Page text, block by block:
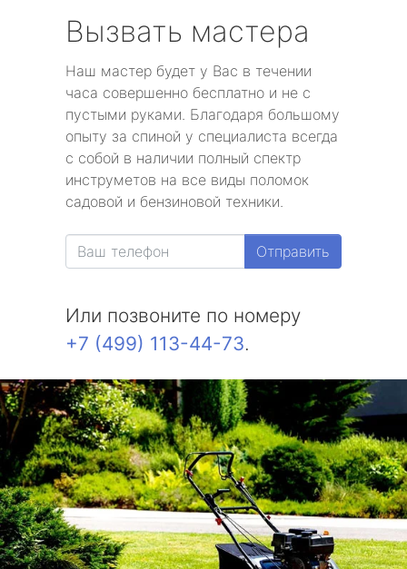
Вызвать мастера
Наш мастер будет у Вас в течении
часа совершенно бесплатно и не с
пустыми руками. Благодаря большому
опыту за спиной у специалиста всегда
с собой в наличии полный спектр
инструметов на все виды поломок
садовой и бензиновой техники.
Отправить
Или позвоните по номеру
+7 (499) 113-44-73.